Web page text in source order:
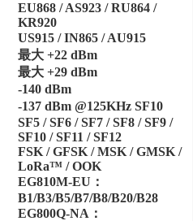
EU868 / AS923 / RU864 /
KR920
US915 / IN865 / AU915
最大 +22 dBm
最大 +29 dBm
-140 dBm
-137 dBm @125KHz SF10
SF5 / SF6 / SF7 / SF8 / SF9 /
SF10 / SF11 / SF12
FSK / GFSK / MSK / GMSK /
LoRa™ / OOK
EG810M-EU：
B1/B3/B5/B7/B8/B20/B28
EG800Q-NA：